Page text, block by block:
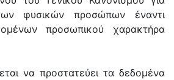
φυσικών προσώπων έναντι
προσωπικού χαρακτήρα
να προστατεύει τα δεδομένα